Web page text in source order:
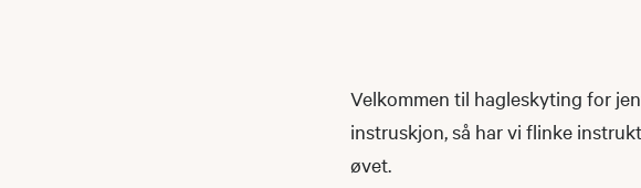
Velkommen til hagleskyting for
instruskjon, så har vi flinke
øvet.